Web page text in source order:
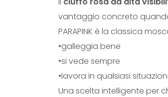
vantaggio concreto
PARAPINK è la classica
•galleggia bene
•si vede sempre
•lavora in qualsiasi
Una scelta intelligente per